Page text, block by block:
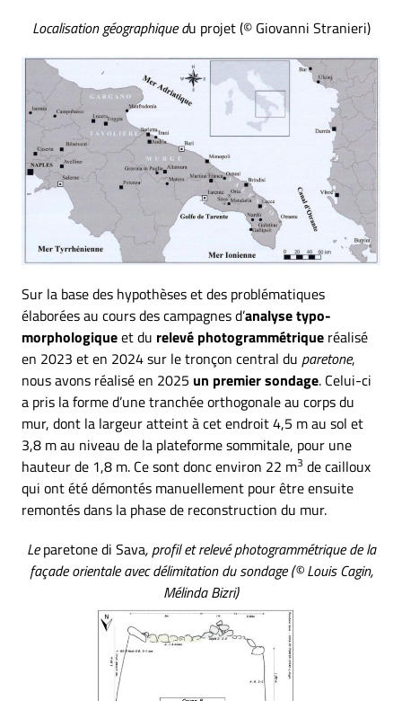
Localisation géographique du projet (© Giovanni Stranieri)
Sur la base des hypothèses et des problématiques
élaborées au cours des campagnes d’analyse typo-
morphologiqueet du relevé photogrammétrique réalisé
en 2023 et en 2024 sur le tronçon central du paretone,
nous avons réalisé en 2025 un premier sondage. Celui-ci
a pris la forme d’une tranchée orthogonale au corps du
mur, dont la largeur atteint à cet endroit 4,5 m au sol et
3,8 m au niveau de la plateforme sommitale, pour une
hauteur de 1,8 m. Ce sont donc environ 22 m3 de cailloux
qui ont été démontés manuellement pour être ensuite
remontés dans la phase de reconstruction du mur.
Leparetone di Sava, profil et relevé photogrammétrique de la
façade orientale avec délimitation du sondage (© Louis Cagin,
Mélinda Bizri)